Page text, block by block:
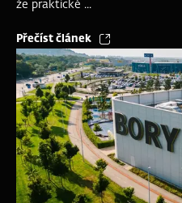
že praktické ...
Přečíst článek